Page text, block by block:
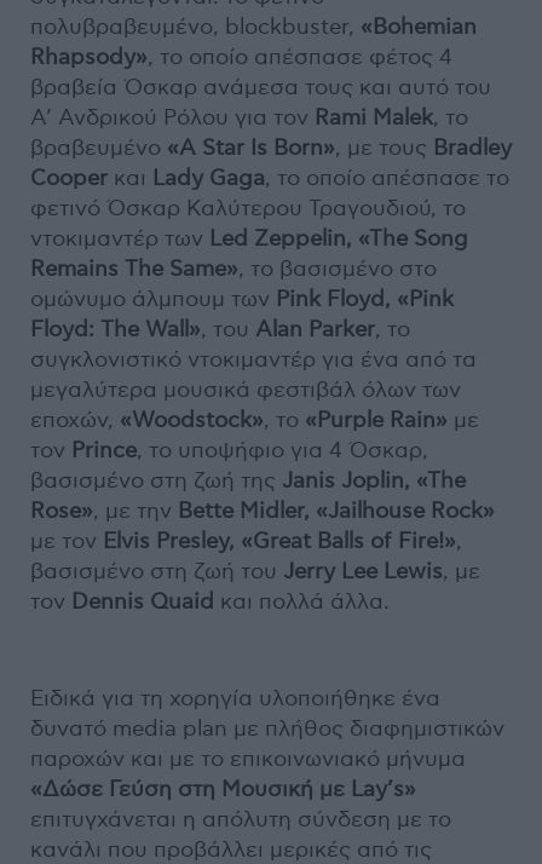
πολυβραβευμένο, blockbuster, «Bohemian
Rhapsody», το οποίο απέσπασε φέτος 4
βραβεία Όσκαρ ανάμεσα τους και αυτό του
Α’ Ανδρικού Ρόλου για τον Rami Malek, το
βραβευμένο «A Star Is Born», με τους Bradley
Cooper και Lady Gaga, το οποίο απέσπασε το
φετινό Όσκαρ Καλύτερου Τραγουδιού, το
ντοκιμαντέρ των Led Zeppelin, «The Song
Remains The Same», το βασισμένο στο
ομώνυμο άλμπουμ των Pink Floyd, «Pink
Floyd: The Wall», του Alan Parker, το
συγκλονιστικό ντοκιμαντέρ για ένα από τα
μεγαλύτερα μουσικά φεστιβάλ όλων των
εποχών, «Woodstock», το «Purple Rain» με
τον Prince, το υποψήφιο για 4 Όσκαρ,
βασισμένο στη ζωή της Janis Joplin, «The
Rose», με την Bette Midler, «Jailhouse Rock»
με τον Elvis Presley, «Great Balls of Fire!»,
βασισμένο στη ζωή του Jerry Lee Lewis, με
τον Dennis Quaid και πολλά άλλα.
Ειδικά για τη χορηγία υλοποιήθηκε ένα
δυνατό media plan με πλήθος διαφημιστικών
παροχών και με το επικοινωνιακό μήνυμα
«Δώσε Γεύση στη Μουσική με Lay’s»
επιτυγχάνεται η απόλυτη σύνδεση με το
κανάλι που προβάλλει μερικές από τις